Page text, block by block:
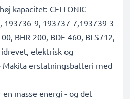
kapacitet: CELLONIC
193736-9, 193737-7,193739-3
BHR 200, BDF 460, BLS712,
elektrisk og
erstatningsbatteri med
masse energi - og det